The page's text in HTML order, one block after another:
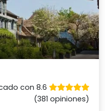
con 8.6
(381 opiniones)